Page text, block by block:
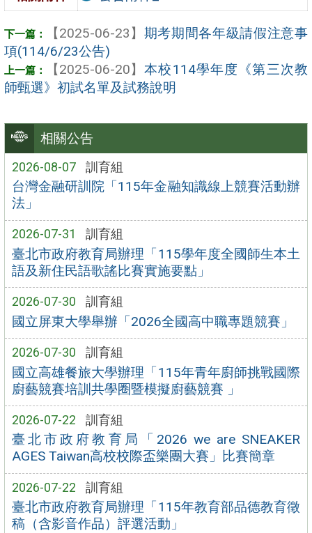
相關公告
2026-08-07 訓育組
台灣金融研訓院「115年金融知識線上競賽活動辦
法」
2026-07-31 訓育組
臺北市政府教育局辦理「115學年度全國師生本土
語及新住民語歌謠比賽實施要點」
2026-07-30 訓育組
國立屏東大學舉辦「2026全國高中職專題競賽」
2026-07-30 訓育組
國立高雄餐旅大學辦理「115年青年廚師挑戰國際
廚藝競賽培訓共學圈暨模擬廚藝競賽 」
2026-07-22 訓育組
臺北市政府教育局「2026 we are SNEAKER
AGES Taiwan高校校際盃樂團大賽」比賽簡章
2026-07-22 訓育組
臺北市政府教育局辦理「115年教育部品德教育徵
稿（含影音作品）評選活動」
【2025-06-23】 期考期間各年級請假注意事
項(114/6/23公告)
【2025-06-20】 本校114學年度《第三次教
師甄選》初試名單及試務說明